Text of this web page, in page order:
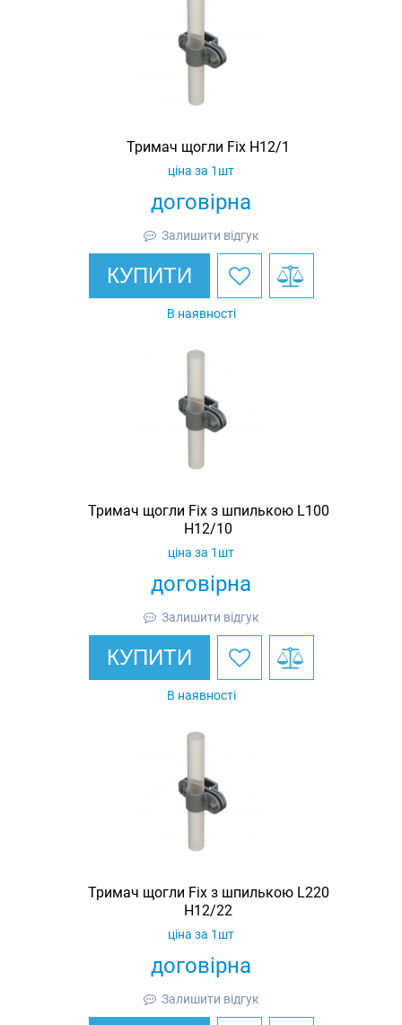
Тримач щогли Fix H12/1
договірна
ціна за 1шт
Залишити відгук
КУПИТИ
В наявності
Тримач щогли Fix з шпилькою L100
H12/10
договірна
ціна за 1шт
Залишити відгук
КУПИТИ
В наявності
Тримач щогли Fix з шпилькою L220
H12/22
договірна
ціна за 1шт
Залишити відгук